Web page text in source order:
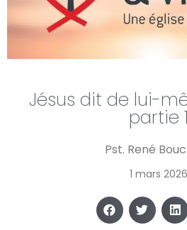
Jésus dit de lui-
partie 1
Pst. René
1 mars 2026